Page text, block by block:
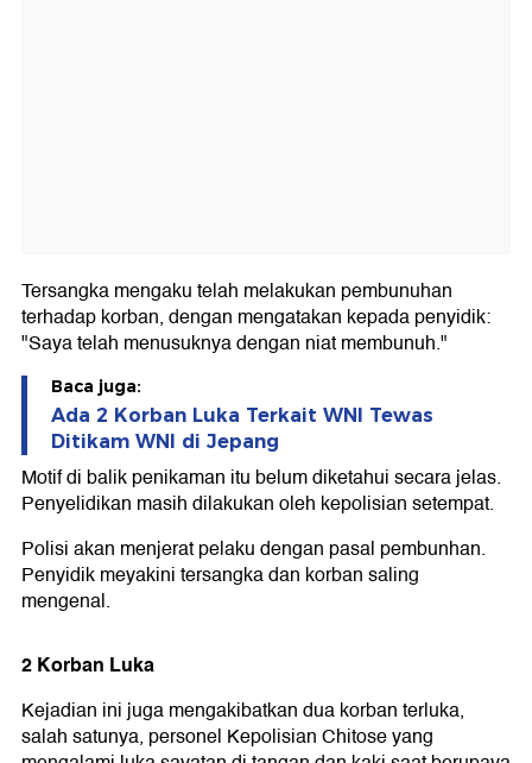
Tersangka mengaku telah melakukan pembunuhan
terhadap korban, dengan mengatakan kepada penyidik:
"Saya telah menusuknya dengan niat membunuh."
Baca juga:
Ada 2 Korban Luka Terkait WNI Tewas
Ditikam WNI di Jepang
Motif di balik penikaman itu belum diketahui secara jelas.
Penyelidikan masih dilakukan oleh kepolisian setempat.
Polisi akan menjerat pelaku dengan pasal pembunhan.
Penyidik meyakini tersangka dan korban saling
mengenal.
2 Korban Luka
Kejadian ini juga mengakibatkan dua korban terluka,
salah satunya, personel Kepolisian Chitose yang